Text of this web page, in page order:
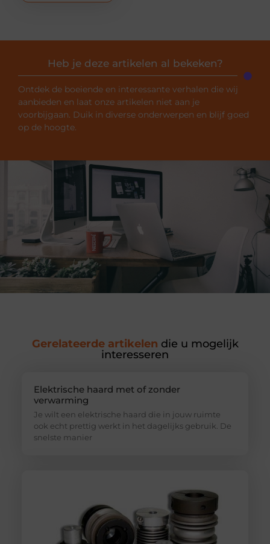
Heb je deze artikelen al bekeken?
Ontdek de boeiende en interessante verhalen die wij
aanbieden en laat onze artikelen niet aan je
voorbijgaan. Duik in diverse onderwerpen en blijf goed
op de hoogte.
Gerelateerde artikelen die u mogelijk
interesseren
Elektrische haard met of zonder
verwarming
Je wilt een elektrische haard die in jouw ruimte
ook echt prettig werkt in het dagelijks gebruik. De
snelste manier